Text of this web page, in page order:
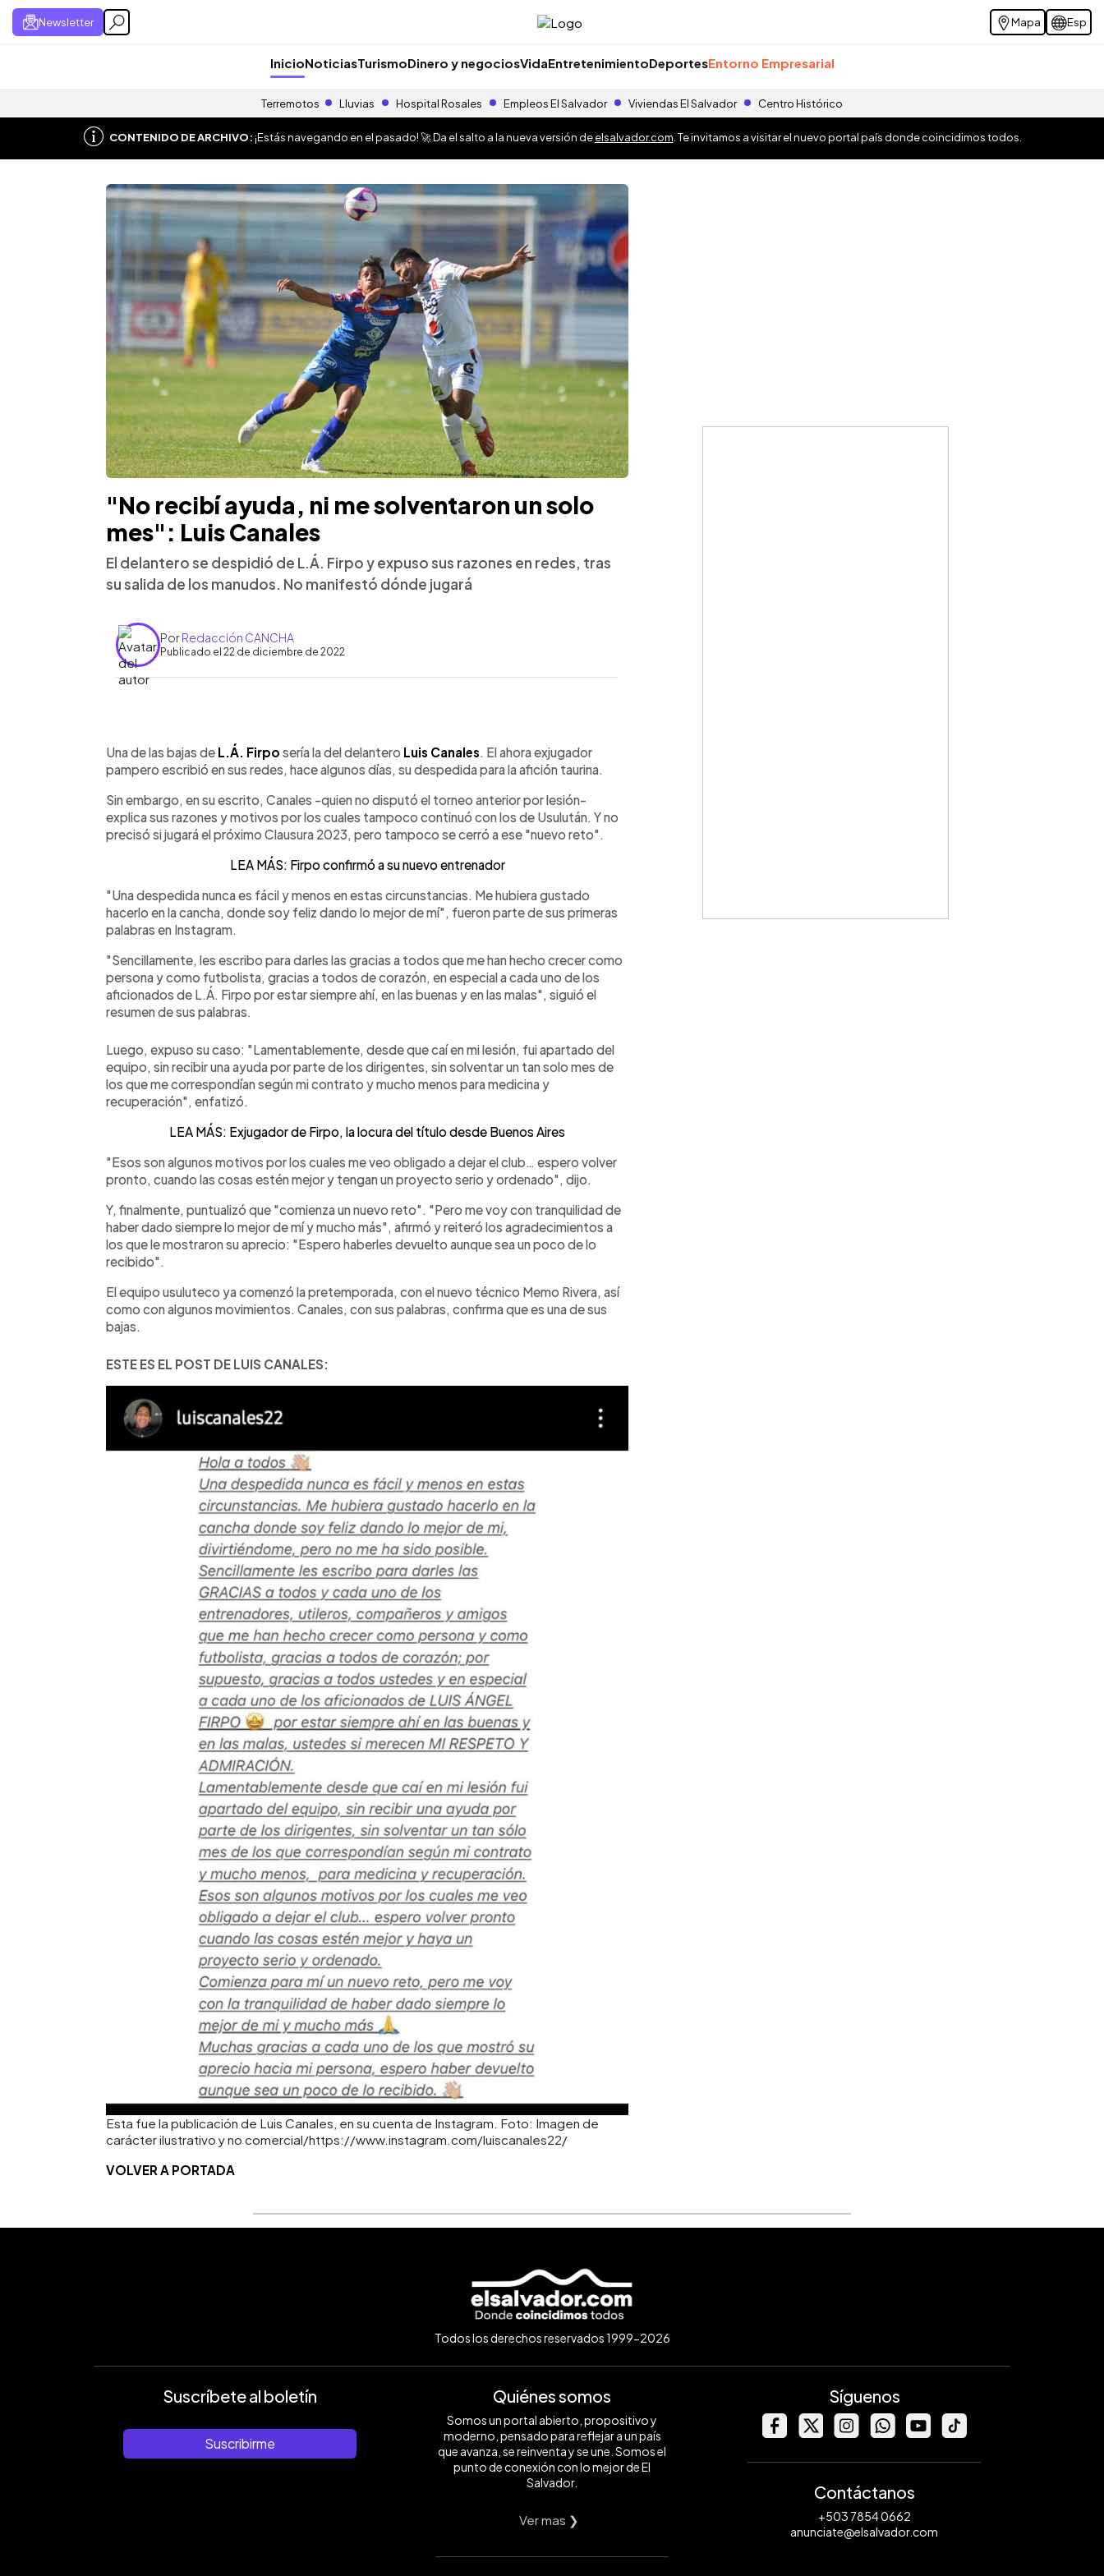
Newsletter Mapa Esp
InicioNoticiasTurismoDinero y negociosVidaEntretenimientoDeportesEntorno Empresarial
Terremotos Lluvias Hospital Rosales Empleos El Salvador Viviendas El Salvador Centro Histórico
CONTENIDO DE ARCHIVO:¡Estás navegando en el pasado! 🚀 Da el salto a la nueva versión deelsalvador.com . Te invitamos a visitar el nuevo portal país donde coincidimos todos.
"No recibí ayuda, ni me solventaron un solo
mes": Luis Canales
El delantero se despidió de L.Á. Firpo y expuso sus razones en redes, tras
su salida de los manudos. No manifestó dónde jugará
PorRedacción CANCHA
Publicado el 22 de diciembre de 2022
► Escuchar artículo
Una de las bajas de L.Á. Firpo sería la del delantero Luis Canales . El ahora exjugador
pampero escribió en sus redes, hace algunos días, su despedida para la afición taurina.
Sin embargo, en su escrito, Canales -quien no disputó el torneo anterior por lesión-
explica sus razones y motivos por los cuales tampoco continuó con los de Usulután. Y no
precisó si jugará el próximo Clausura 2023, pero tampoco se cerró a ese "nuevo reto".
LEA MÁS: Firpo confirmó a su nuevo entrenador
"Una despedida nunca es fácil y menos en estas circunstancias. Me hubiera gustado
hacerlo en la cancha, donde soy feliz dando lo mejor de mí", fueron parte de sus primeras
palabras en Instagram.
"Sencillamente, les escribo para darles las gracias a todos que me han hecho crecer como
persona y como futbolista, gracias a todos de corazón, en especial a cada uno de los
aficionados de L.Á. Firpo por estar siempre ahí, en las buenas y en las malas", siguió el
resumen de sus palabras.
Luego, expuso su caso: "Lamentablemente, desde que caí en mi lesión, fui apartado del
equipo, sin recibir una ayuda por parte de los dirigentes, sin solventar un tan solo mes de
los que me correspondían según mi contrato y mucho menos para medicina y
recuperación", enfatizó.
LEA MÁS: Exjugador de Firpo, la locura del título desde Buenos Aires
"Esos son algunos motivos por los cuales me veo obligado a dejar el club… espero volver
pronto, cuando las cosas estén mejor y tengan un proyecto serio y ordenado", dijo.
Y, finalmente, puntualizó que "comienza un nuevo reto". "Pero me voy con tranquilidad de
haber dado siempre lo mejor de mí y mucho más", afirmó y reiteró los agradecimientos a
los que le mostraron su aprecio: "Espero haberles devuelto aunque sea un poco de lo
recibido".
El equipo usuluteco ya comenzó la pretemporada, con el nuevo técnico Memo Rivera, así
como con algunos movimientos. Canales, con sus palabras, confirma que es una de sus
bajas.
ESTE ES EL POST DE LUIS CANALES:
Esta fue la publicación de Luis Canales, en su cuenta de Instagram. Foto: Imagen de
carácter ilustrativo y no comercial/https://www.instagram.com/luiscanales22/
VOLVER A PORTADA
Todos los derechos reservados 1999-2026
Suscríbete al boletín
Suscribirme
Quiénes somos
Somos un portal abierto, propositivo y
moderno, pensado para reflejar a un país
que avanza, se reinventa y se une. Somos el
punto de conexión con lo mejor de El
Salvador.
Ver mas ❯
Síguenos
Contáctanos
+503 7854 0662
anunciate@elsalvador.com